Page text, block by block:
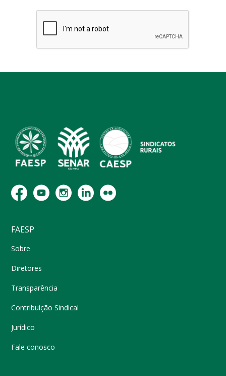
FAESP
Sobre
Diretores
Transparência
Contribuição Sindical
Jurídico
Fale conosco